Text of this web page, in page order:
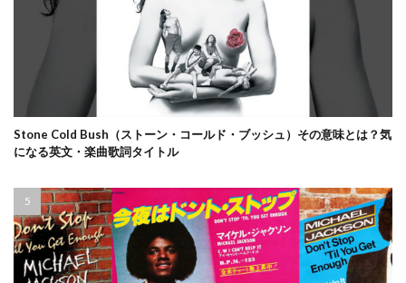
Stone Cold Bush（ストーン・コールド・ブッシュ）その意味とは？気
になる英文・楽曲歌詞タイトル